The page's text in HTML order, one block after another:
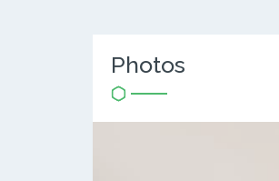
Photos